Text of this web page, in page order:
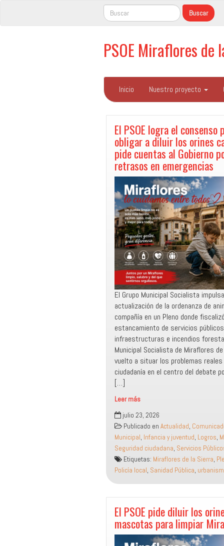
PSOE Miraflores de
Inicio Nuestro proyecto
El PSOE logra el consenso
obligar a diluir los orines
pide cuentas al Gobierno
retrasos en emergencias
El Grupo Municipal Socialista
actualización de la ordenanza de
compañía en un Pleno donde
estancamiento de servicios
infraestructuras e incendios
Municipal Socialista de Miraflores
vuelto a situar los problemas reales
ciudadanía en el centro del debate
[…]
Leer más
El
PSOE
logra
el
consenso
para
obligar
a
diluir
los
orines
caninos
julio 23, 2026
Publicado en Actualidad,
Municipal, Infancia y juventud, Logros,
Seguridad ciudadana, Servicios
Etiquetas: Miraflores de la Sierra,
Policía local, Sanidad Pública,
El PSOE pide diluir los
mascotas para limpiar